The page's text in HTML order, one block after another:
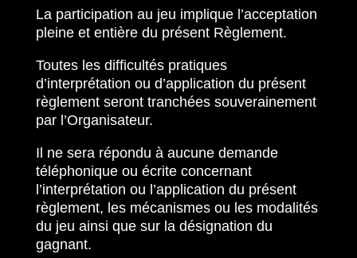
La participation au jeu implique l’acceptation
pleine et entière du présent Règlement.
Toutes les difficultés pratiques
d’interprétation ou d’application du présent
règlement seront tranchées souverainement
par l’Organisateur.
Il ne sera répondu à aucune demande
téléphonique ou écrite concernant
l’interprétation ou l’application du présent
règlement, les mécanismes ou les modalités
du jeu ainsi que sur la désignation du
gagnant.